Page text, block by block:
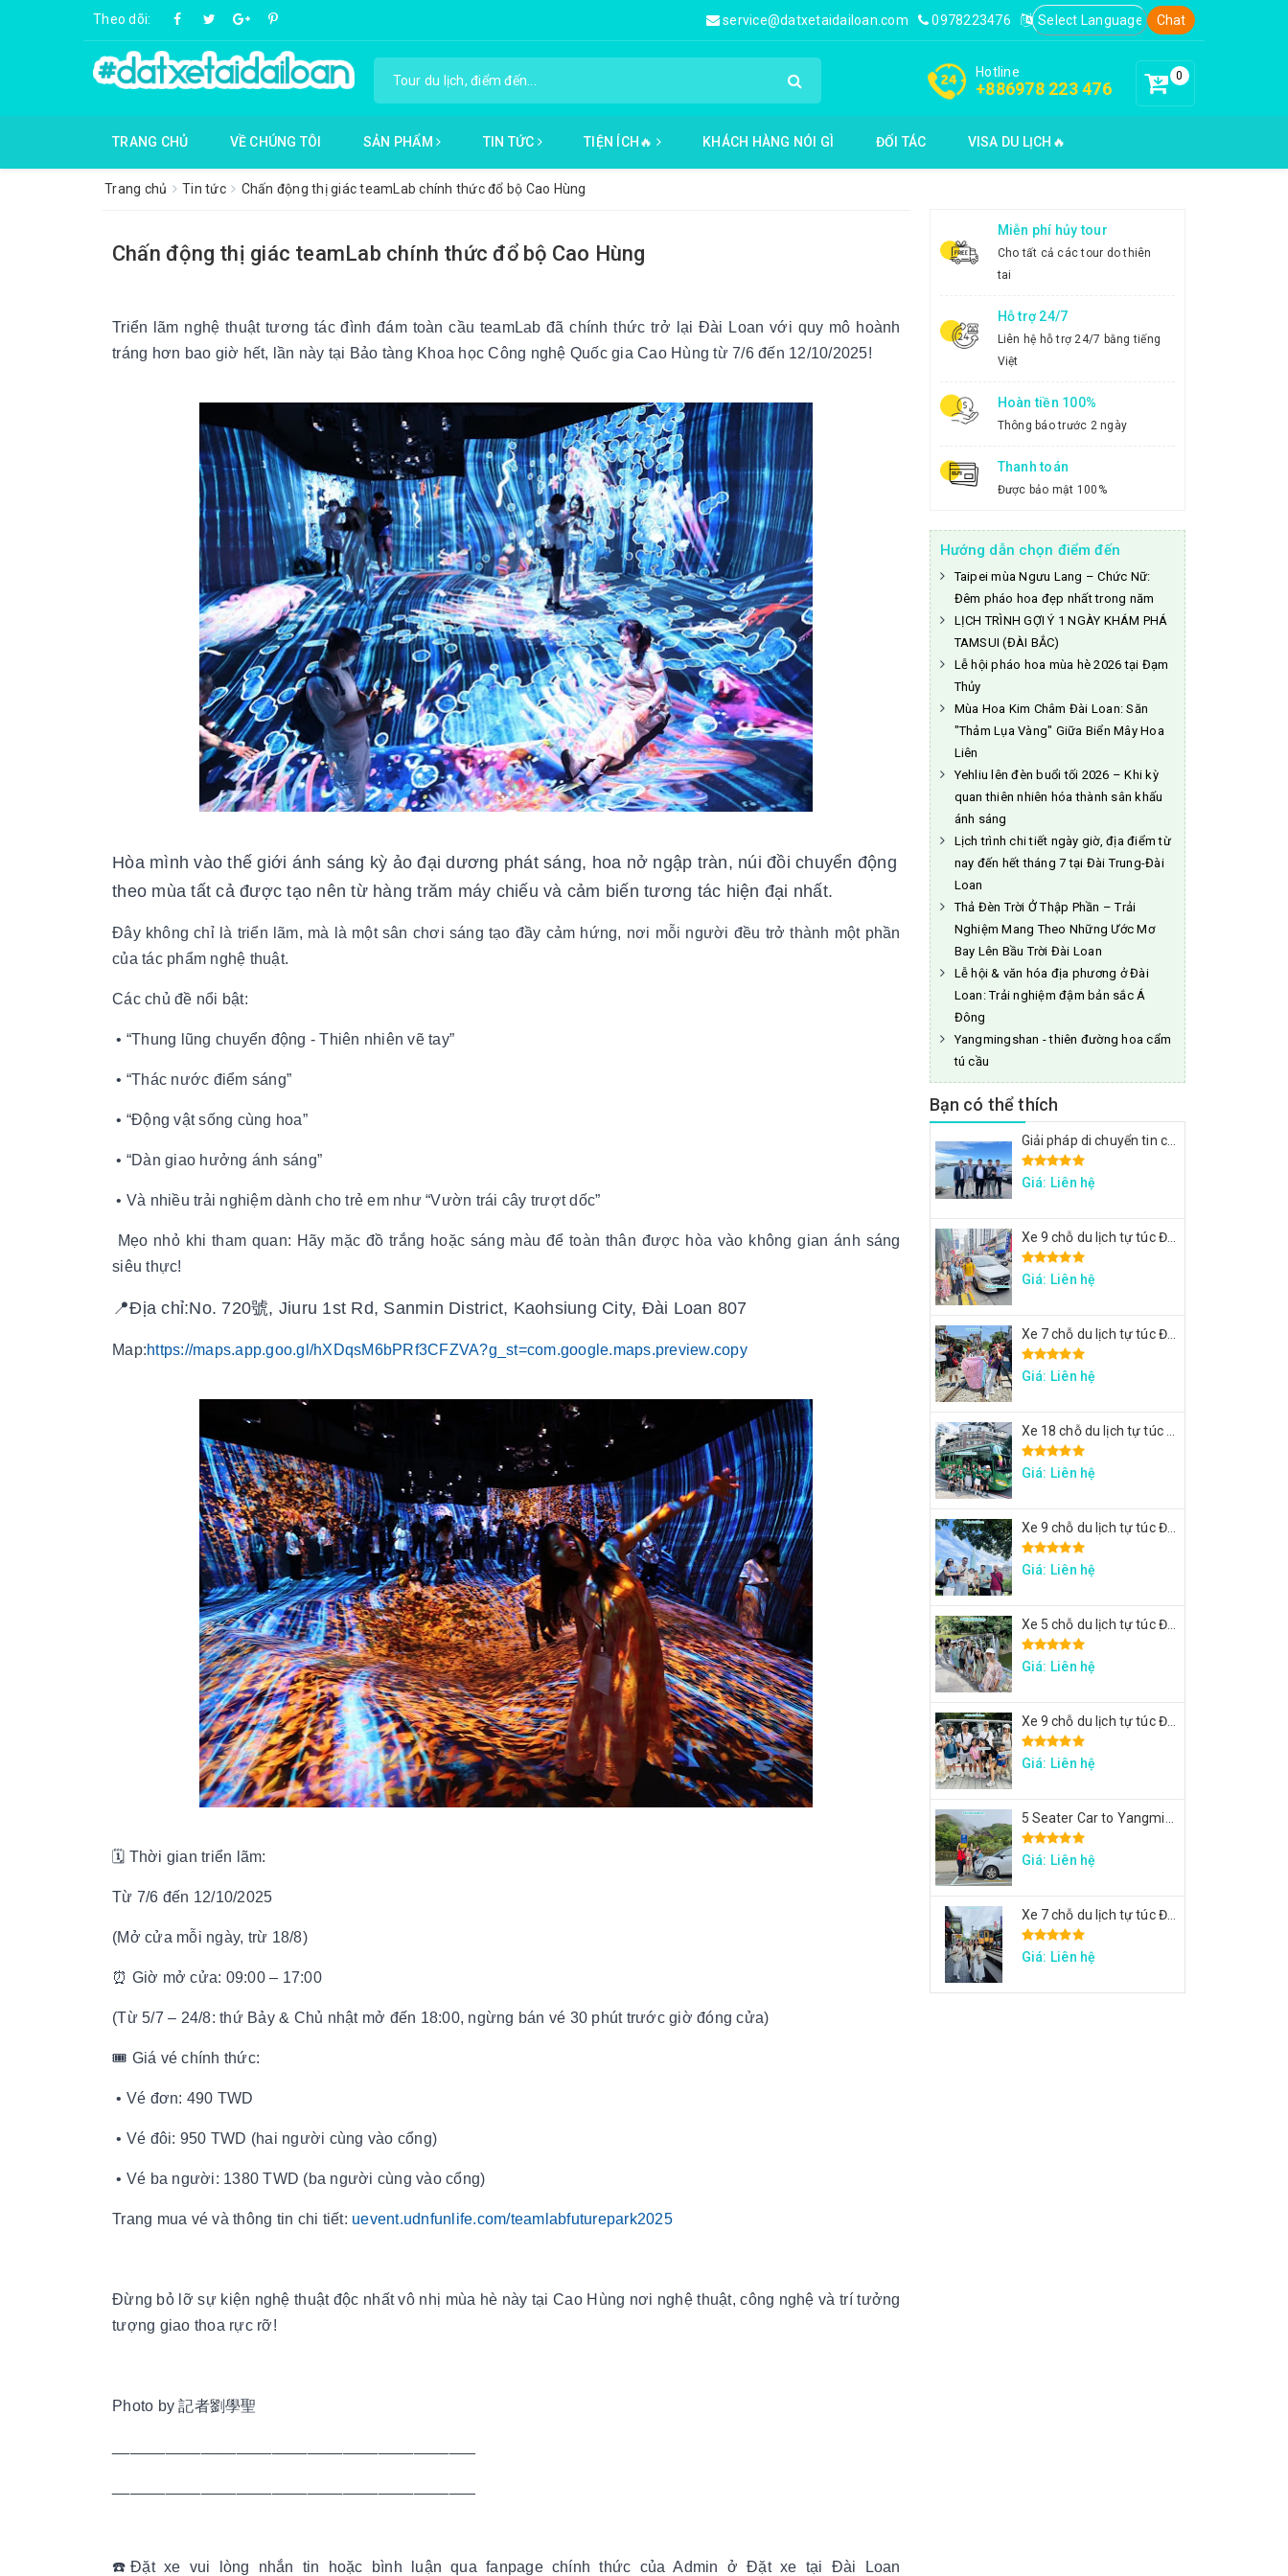
Theo dõi: service@datxetaidailoan.com 0978223476 Chat
0
Hotline
+886978 223 476
TRANG CHỦ VỀ CHÚNG TÔI SẢN PHẨM TIN TỨC TIỆN ÍCH🔥 KHÁCH HÀNG NÓI GÌ ĐỐI TÁC VISA DU LỊCH🔥
Trang chủ Tin tức Chấn động thị giác teamLab chính thức đổ bộ Cao Hùng
Chấn động thị giác teamLab chính thức đổ bộ Cao Hùng
Triển lãm nghệ thuật tương tác đình đám toàn cầu teamLab đã chính thức trở lại Đài Loan với quy mô hoành
tráng hơn bao giờ hết, lần này tại Bảo tàng Khoa học Công nghệ Quốc gia Cao Hùng từ 7/6 đến 12/10/2025!
Hòa mình vào thế giới ánh sáng kỳ ảo đại dương phát sáng, hoa nở ngập tràn, núi đồi chuyển động
theo mùa tất cả được tạo nên từ hàng trăm máy chiếu và cảm biến tương tác hiện đại nhất.
Đây không chỉ là triển lãm, mà là một sân chơi sáng tạo đầy cảm hứng, nơi mỗi người đều trở thành một phần
của tác phẩm nghệ thuật.
Các chủ đề nổi bật:
• “Thung lũng chuyển động - Thiên nhiên vẽ tay”
• “Thác nước điểm sáng”
• “Động vật sống cùng hoa”
• “Dàn giao hưởng ánh sáng”
• Và nhiều trải nghiệm dành cho trẻ em như “Vườn trái cây trượt dốc”
Mẹo nhỏ khi tham quan: Hãy mặc đồ trắng hoặc sáng màu để toàn thân được hòa vào không gian ánh sáng
siêu thực!
📍Địa chỉ:No. 720號, Jiuru 1st Rd, Sanmin District, Kaohsiung City, Đài Loan 807
Map:https://maps.app.goo.gl/hXDqsM6bPRf3CFZVA?g_st=com.google.maps.preview.copy
🗓 Thời gian triển lãm:
Từ 7/6 đến 12/10/2025
(Mở cửa mỗi ngày, trừ 18/8)
⏰ Giờ mở cửa: 09:00 – 17:00
(Từ 5/7 – 24/8: thứ Bảy & Chủ nhật mở đến 18:00, ngừng bán vé 30 phút trước giờ đóng cửa)
🎟 Giá vé chính thức:
• Vé đơn: 490 TWD
• Vé đôi: 950 TWD (hai người cùng vào cổng)
• Vé ba người: 1380 TWD (ba người cùng vào cổng)
Trang mua vé và thông tin chi tiết: uevent.udnfunlife.com/teamlabfuturepark2025
Đừng bỏ lỡ sự kiện nghệ thuật độc nhất vô nhị mùa hè này tại Cao Hùng nơi nghệ thuật, công nghệ và trí tưởng
tượng giao thoa rực rỡ!
Photo by 記者劉學聖
☎️Đặt xe vui lòng nhắn tin hoặc bình luận qua fanpage chính thức của Admin ở Đặt xe tại Đài Loan
Miễn phí hủy tour
Cho tất cả các tour do thiên
tai
Hỗ trợ 24/7
Liên hệ hỗ trợ 24/7 bằng tiếng
Việt
Hoàn tiền 100%
Thông báo trước 2 ngày
Thanh toán
Được bảo mật 100%
Hướng dẫn chọn điểm đến
Taipei mùa Ngưu Lang – Chức Nữ:
Đêm pháo hoa đẹp nhất trong năm
LỊCH TRÌNH GỢI Ý 1 NGÀY KHÁM PHÁ
TAMSUI (ĐÀI BẮC)
Lễ hội pháo hoa mùa hè 2026 tại Đạm
Thủy
Mùa Hoa Kim Châm Đài Loan: Săn
"Thảm Lụa Vàng" Giữa Biển Mây Hoa
Liên
Yehliu lên đèn buổi tối 2026 – Khi kỳ
quan thiên nhiên hóa thành sân khấu
ánh sáng
Lịch trình chi tiết ngày giờ, địa điểm từ
nay đến hết tháng 7 tại Đài Trung-Đài
Loan
Thả Đèn Trời Ở Thập Phần – Trải
Nghiệm Mang Theo Những Ước Mơ
Bay Lên Bầu Trời Đài Loan
Lễ hội & văn hóa địa phương ở Đài
Loan: Trải nghiệm đậm bản sắc Á
Đông
Yangmingshan - thiên đường hoa cẩm
tú cầu
Bạn có thể thích
Giá: Liên hệ
Giá: Liên hệ
Giá: Liên hệ
Giá: Liên hệ
Giá: Liên hệ
Giá: Liên hệ
Giá: Liên hệ
Giá: Liên hệ
Giá: Liên hệ